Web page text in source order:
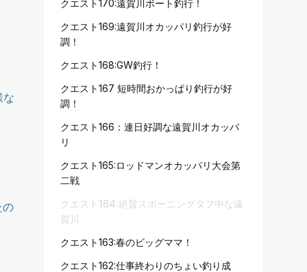
な
の
クエスト170:遠賀川ボート釣行！
クエスト169:遠賀川オカッパリ釣行が好
調！
クエスト168:GW釣行！
クエスト167 短時間おかっぱり釣行が好
調！
クエスト166：連日好調な遠賀川オカッパ
リ
クエスト165:ロッドマンオカッパリ大会第
二戦
クエスト164:絶賛スポーニングタフ中な遠
賀川
クエスト163:春のビッグママ！
クエスト162:仕事終わりのちょい釣り成